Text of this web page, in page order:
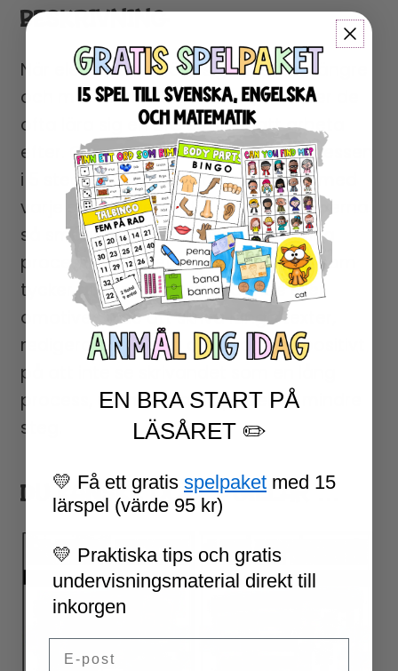
BESKRIVNING
När eleverna ska lära sig att skriva längre
och mer innehållsrika texter, behöver de
ofta lära sig en bra struktur att arbeta
efter. Genom att dela upp skrivprocessen
i 5 steg, och modellera och arbeta med
varje steg under en tid, kommer eleverna
så småningom att kunna följa denna
process i sitt eget skrivande. Elever som
tycker att det är ansträngande eller
omotiverande att skriva långa texter,
redigera och skriva om, reagerar positivt
på att inte se skrivandet som en lång
process, utan snarare uppdelat i mindre
steg.
DU KANSKE OCKSÅ GILLAR …
EN BRA START PÅ
LÄSÅRET ✏️
💛 Få ett gratis spelpaket med 15
lärspel (värde 95 kr)
💛 Praktiska tips och gratis
undervisningsmaterial direkt till
inkorgen